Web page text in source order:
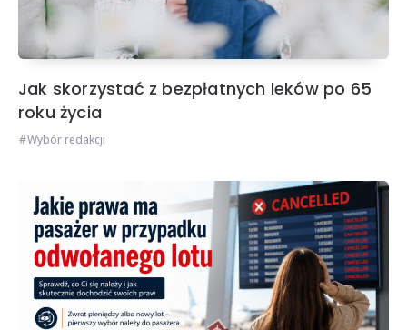
Jak skorzystać z bezpłatnych leków po 65
roku życia
Wybór redakcji